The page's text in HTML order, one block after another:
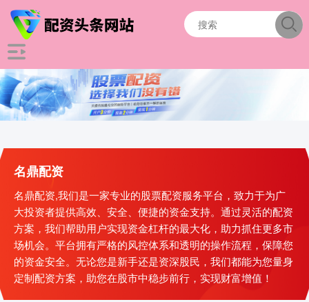
名鼎配资
名鼎配资,我们是一家专业的股票配资服务平台，致力于为广
大投资者提供高效、安全、便捷的资金支持。通过灵活的配资
方案，我们帮助用户实现资金杠杆的最大化，助力抓住更多市
场机会。平台拥有严格的风控体系和透明的操作流程，保障您
的资金安全。无论您是新手还是资深股民，我们都能为您量身
定制配资方案，助您在股市中稳步前行，实现财富增值！